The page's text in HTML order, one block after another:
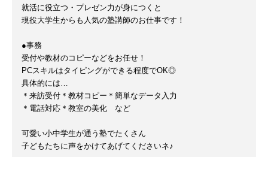
就活に役立つ・プレゼン力が身につくと
現役大学生からも人気の塾講師のお仕事です！
●事務
受付や教材のコピーなどをお任せ！
PCスキルはタイピングができる程度でOK◎
具体的には…
＊来訪受付＊教材コピー＊簡単なデータ入力
＊電話対応＊教室の美化 など
可愛い小中学生が通う塾でたくさん
子どもたちに声をかけてあげてくださいネ♪